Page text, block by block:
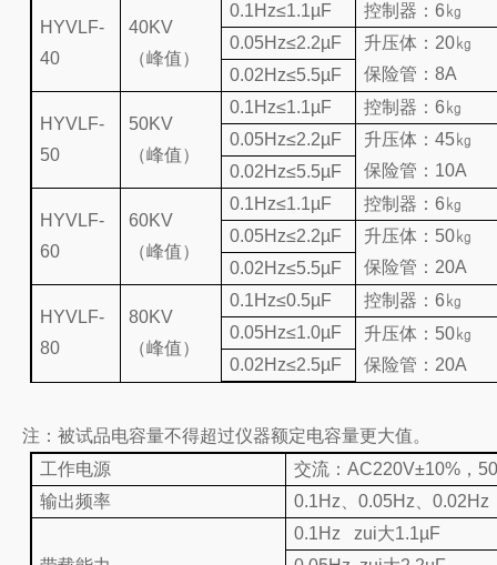
HYVLF-
40
40KV
（峰值）
0.1Hz≤1.1µF
控制器：6㎏
0.05Hz≤2.2µF
升压体：20㎏
保险管：8A
0.02Hz≤5.5µF
HYVLF-
50
50KV
（峰值）
0.1Hz≤1.1µF
控制器：6㎏
0.05Hz≤2.2µF
升压体：45㎏
保险管：10A
0.02Hz≤5.5µF
HYVLF-
60
60KV
（峰值）
0.1Hz≤1.1µF
控制器：6㎏
0.05Hz≤2.2µF
升压体：50㎏
保险管：20A
0.02Hz≤5.5µF
HYVLF-
80
80KV
（峰值）
0.1Hz≤0.5µF
控制器：6㎏
0.05Hz≤1.0µF
升压体：50㎏
保险管：20A
0.02Hz≤2.5µF
注：被试品电容量不得超过仪器额定电容量更大值。
工作电源
交流：AC220V±10%，
输出频率
0.1Hz、0.05Hz、0.02Hz
0.1Hz zui大1.1µF